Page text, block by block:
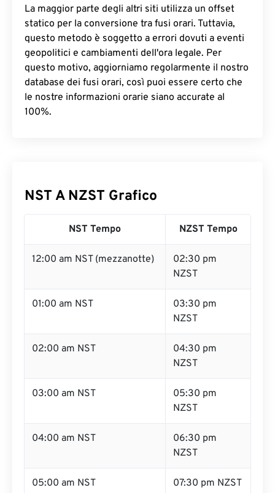
La maggior parte degli altri siti utilizza un offset
statico per la conversione tra fusi orari. Tuttavia,
questo metodo è soggetto a errori dovuti a eventi
geopolitici e cambiamenti dell'ora legale. Per
questo motivo, aggiorniamo regolarmente il nostro
database dei fusi orari, così puoi essere certo che
le nostre informazioni orarie siano accurate al
100%.
NST A NZST Grafico
NST Tempo NZST Tempo
12:00 am NST (mezzanotte)
02:30 pm
NZST
01:00 am NST
03:30 pm
NZST
02:00 am NST
04:30 pm
NZST
03:00 am NST
05:30 pm
NZST
04:00 am NST
06:30 pm
NZST
05:00 am NST 07:30 pm NZST